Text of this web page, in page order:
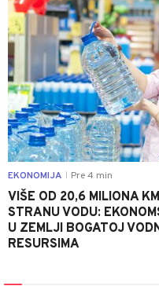
EKONOMIJA Pre 4 min
VIŠE OD 20,6 MILIONA
STRANU VODU:
U ZEMLJI BOGATOJ
RESURSIMA